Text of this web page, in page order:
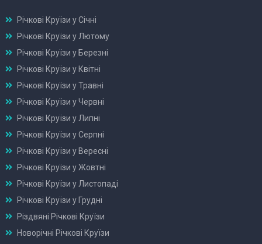
Річкові Круїзи у Січні
Річкові Круїзи у Лютому
Річкові Круїзи у Березні
Річкові Круїзи у Квітні
Річкові Круїзи у Травні
Річкові Круїзи у Червні
Річкові Круїзи у Липні
Річкові Круїзи у Серпні
Річкові Круїзи у Вересні
Річкові Круїзи у Жовтні
Річкові Круїзи у Листопаді
Річкові Круїзи у Грудні
Різдвяні Річкові Круїзи
Новорічні Річкові Круїзи